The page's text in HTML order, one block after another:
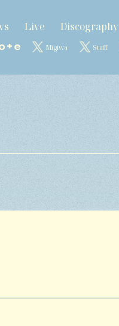
Live Discography
Migiwa Staff